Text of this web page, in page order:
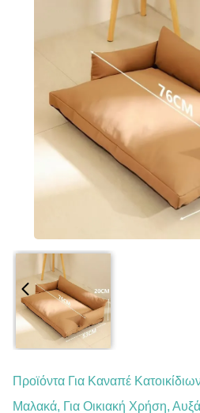
Προϊόντα Για Καναπέ
Μαλακά, Για Οικιακή Χρήση,